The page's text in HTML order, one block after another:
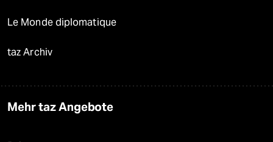
Le Monde diplomatique
taz Archiv
Mehr taz Angebote